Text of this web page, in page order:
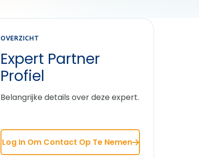
OVERZICHT
Expert Partner
Profiel
Belangrijke details over deze expert.
Log In Om Contact Op Te Nemen